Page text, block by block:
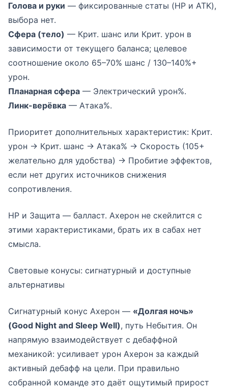
Голова и руки — фиксированные статы (HP и ATK),
выбора нет.
Сфера (тело) — Крит. шанс или Крит. урон в
зависимости от текущего баланса; целевое
соотношение около 65–70% шанс / 130–140%+
урон.
Планарная сфера — Электрический урон%.
Линк-верёвка — Атака%.
Приоритет дополнительных характеристик: Крит.
урон → Крит. шанс → Атака% → Скорость (105+
желательно для удобства) → Пробитие эффектов,
если нет других источников снижения
сопротивления.
HP и Защита — балласт. Ахерон не скейлится с
этими характеристиками, брать их в сабах нет
смысла.
Световые конусы: сигнатурный и доступные
альтернативы
Сигнатурный конус Ахерон — «Долгая ночь»
(Good Night and Sleep Well), путь Небытия. Он
напрямую взаимодействует с дебаффной
механикой: усиливает урон Ахерон за каждый
активный дебафф на цели. При правильно
собранной команде это даёт ощутимый прирост